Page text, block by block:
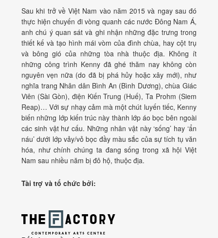
Sau khi trở về Việt Nam vào năm 2015 và ngay sau đó
thực hiện chuyến đi vòng quanh các nước Đông Nam Á,
anh chú ý quan sát và ghi nhận những đặc trưng trong
thiết kế và tạo hình mái vòm của đình chùa, hay cột trụ
và bông gió của những tòa nhà thuộc địa. Không ít
những công trình Kenny đã ghé thăm nay không còn
nguyên vẹn nữa (do đã bị phá hủy hoặc xây mới), như
nghĩa trang Nhân dân Bình An (Bình Dương), chùa Giác
Viên (Sài Gòn), điện Kiến Trung (Huế), Ta Prohm (Siem
Reap)… Với sự nhạy cảm mà một chút luyến tiếc, Kenny
biến những lớp kiến trúc này thành lớp áo bọc bên ngoài
các sinh vật hư cấu. Những nhân vật này ‘sống’ hay ‘ẩn
náu’ dưới lớp vảy/vỏ bọc đầy màu sắc của sự tích tụ văn
hóa, như chính chúng ta đang sống trong xã hội Việt
Nam sau nhiều năm bị đô hộ, thuộc địa.
Tài trợ và tổ chức bởi: